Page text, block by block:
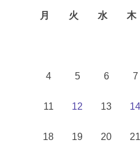
月 火 水 木
4 5 6 7
11 12 13 14
18 19 20 21